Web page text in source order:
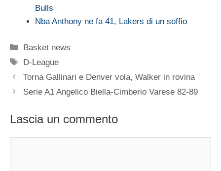
Bulls
Nba Anthony ne fa 41, Lakers di un soffio
Categorie
Basket news
Tag
D-League
Torna Gallinari e Denver vola, Walker in rovina
Serie A1 Angelico Biella-Cimberio Varese 82-89
Lascia un commento